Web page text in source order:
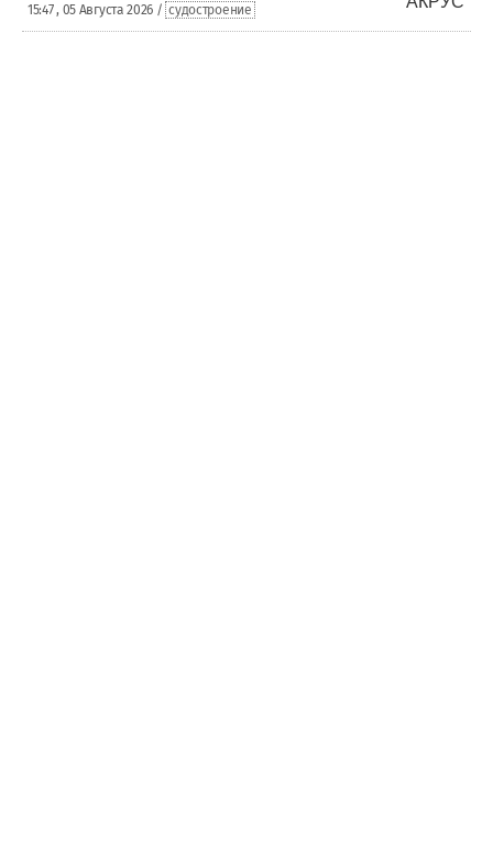
15:47 , 05 Августа 2026 / судостроение